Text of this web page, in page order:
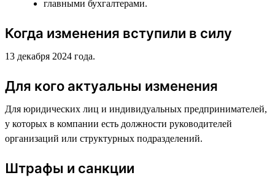
главными бухгалтерами.
Когда изменения вступили в силу
13 декабря 2024 года.
Для кого актуальны изменения
Для юридических лиц и индивидуальных предпринимателей,
у которых в компании есть должности руководителей
организаций или структурных подразделений.
Штрафы и санкции